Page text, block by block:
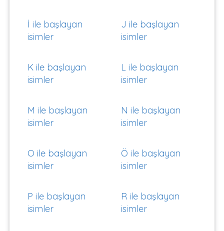
İ ile başlayan
isimler
J ile başlayan
isimler
K ile başlayan
isimler
L ile başlayan
isimler
M ile başlayan
isimler
N ile başlayan
isimler
O ile başlayan
isimler
Ö ile başlayan
isimler
P ile başlayan
isimler
R ile başlayan
isimler